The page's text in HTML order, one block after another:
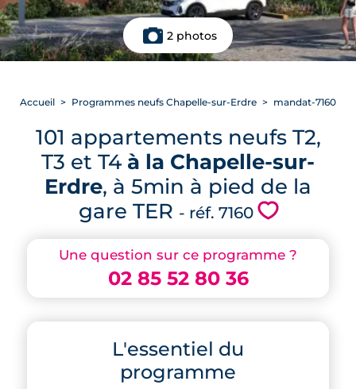
2 photos
Une question sur ce programme ?
02 85 52 80 36
L'essentiel du
programme
Accueil Programmes neufs Chapelle-sur-Erdre mandat-7160
101 appartements neufs T2,
T3 et T4 à la Chapelle-sur-
Erdre, à 5min à pied de la
gare TER - réf. 7160 💗